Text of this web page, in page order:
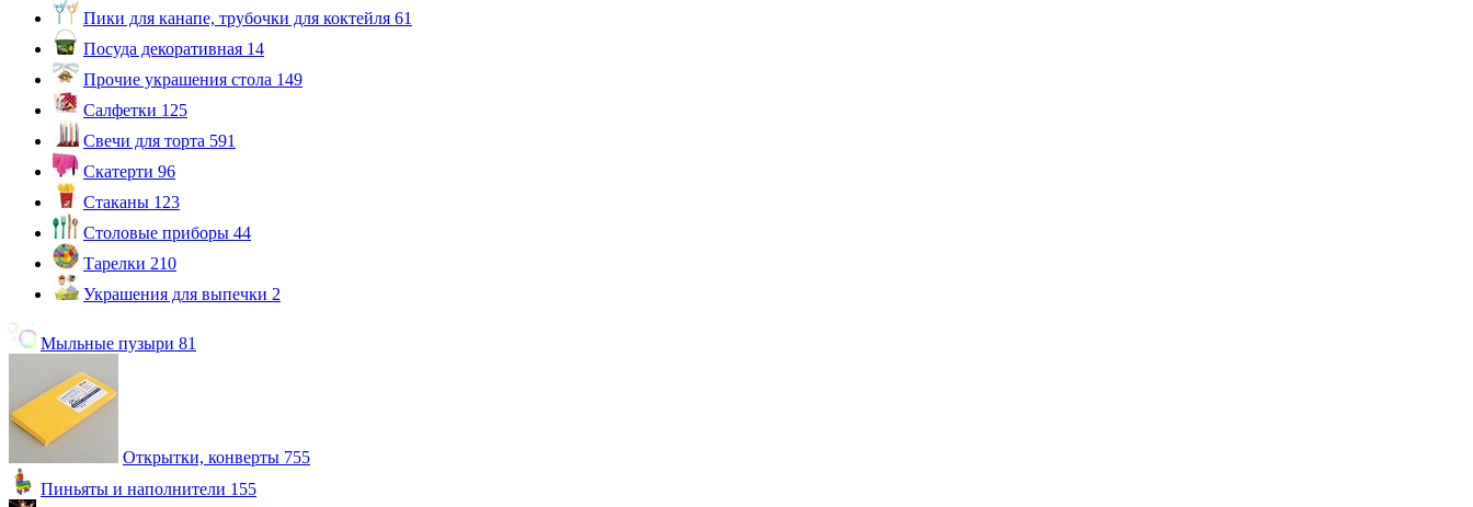
Пики для канапе, трубочки для коктейля 61
Посуда декоративная 14
Прочие украшения стола 149
Салфетки 125
Свечи для торта 591
Скатерти 96
Стаканы 123
Столовые приборы 44
Тарелки 210
Украшения для выпечки 2
Мыльные пузыри 81
Открытки, конверты 755
Пиньяты и наполнители 155